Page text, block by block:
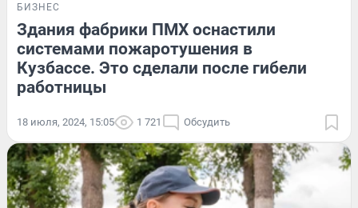
БИЗНЕС
Здания фабрики ПМХ оснастили
системами пожаротушения в
Кузбассе. Это сделали после гибели
работницы
18 июля, 2024, 15:05 1 721 Обсудить